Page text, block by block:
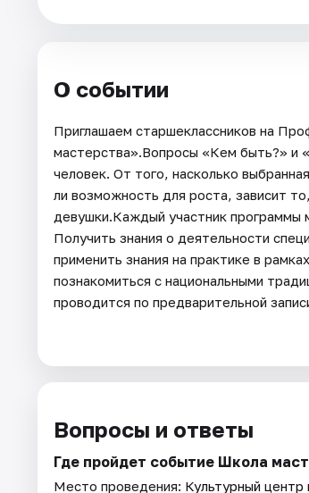
О событии
Приглашаем старшеклассников на
мастерства».Вопросы «Кем быть?» и
человек. От того, насколько
ли возможность для роста, зависит
девушки.Каждый участник программы
Получить знания о деятельности
применить знания на практике в
познакомиться с национальными
проводится по предварительной
Вопросы и ответы
Где пройдет событие Школа
Место проведения: Культурный